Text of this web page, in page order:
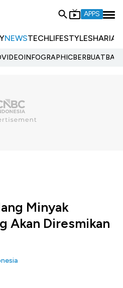
APPS
NEWSTECHLIFESTYLESHARIA
VIDEOINFOGRAPHIC
Minyak
Akan Diresmikan